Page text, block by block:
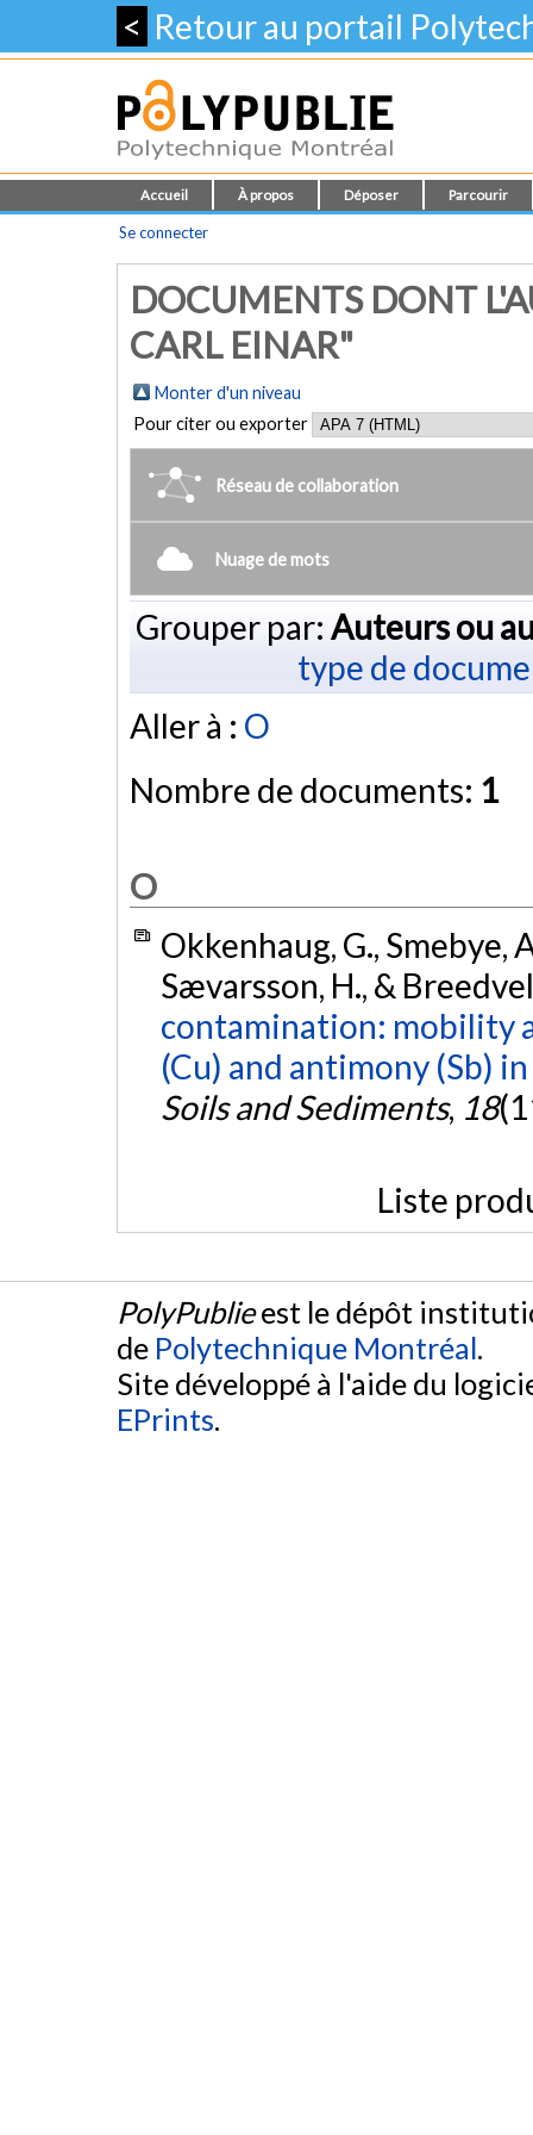
< Retour au portail
Accueil À propos Déposer Parcourir
Se connecter
DOCUMENTS DONT
CARL EINAR"
Monter d'un niveau
Pour citer ou exporter
Réseau de collaboration
Nuage de mots
Grouper par: Auteurs ou
type de
Aller à : O
Nombre de documents: 1
O
Okkenhaug, G., Smebye,
Sævarsson, H., &
contamination: mobility
(Cu) and antimony (Sb)
Soils and Sediments, 18
Liste
PolyPublieest le dépôt
de Polytechnique Montréal.
Site développé à l'aide du
EPrints.